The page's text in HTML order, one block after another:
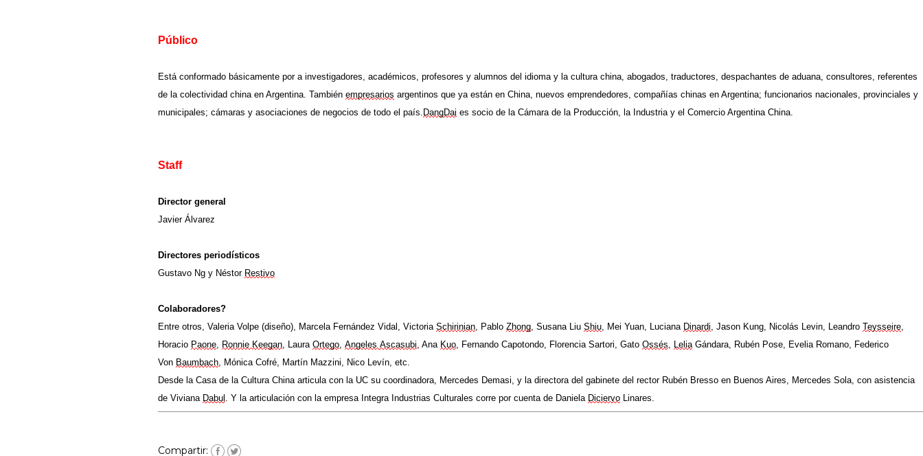
Público
Está conformado básicamente por a investigadores, académicos, profesores y alumnos del idioma y la cultura china, abogados, traductores, despachantes de aduana, consultores, referentes
de la colectividad china en Argentina. También empresarios argentinos que ya están en China, nuevos emprendedores, compañías chinas en Argentina; funcionarios nacionales, provinciales y
municipales; cámaras y asociaciones de negocios de todo el país. DangDai es socio de la Cámara de la Producción, la Industria y el Comercio Argentina China.
Staff
Director general
Javier Álvarez
Directores periodísticos
Gustavo Ng y Néstor Restivo
Colaboradores?
Entre otros, Valeria Volpe (diseño), Marcela Fernández Vidal, Victoria Schirinian, Pablo Zhong, Susana Liu Shiu, Mei Yuan, Luciana Dinardi, Jason Kung, Nicolás Levin, Leandro Teysseire,
Horacio Paone, Ronnie Keegan, Laura Ortego, Angeles Ascasubi, Ana Kuo, Fernando Capotondo, Florencia Sartori, Gato Ossés, LeliaGándara, Rubén Pose, Evelia Romano, Federico
Von Baumbach, Mónica Cofré, Martín Mazzini, Nico Levín, etc.
Desde la Casa de la Cultura China articula con la UC su coordinadora, Mercedes Demasi, y la directora del gabinete del rector Rubén Bresso en Buenos Aires, Mercedes Sola, con asistencia
de Viviana Dabul . Y la articulación con la empresa Integra Industrias Culturales corre por cuenta de Daniela Diciervo Linares.
Compartir: